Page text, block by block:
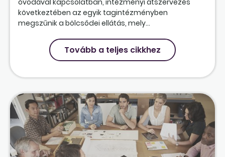
következtében az egyik tagintézményben
megszűnik a bölcsődei ellátás, mely...
Tovább a teljes cikkhez